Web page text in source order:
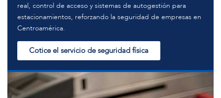
real, control de acceso y sistemas de autogestión para
estacionamientos, reforzando la seguridad de empresas en
Centroamérica.
Cotice el servicio de seguridad física